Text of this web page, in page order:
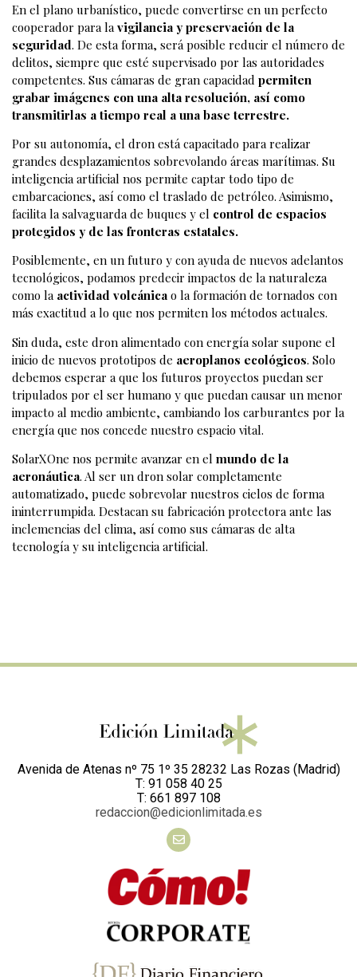
En el plano urbanístico, puede convertirse en un perfecto
cooperador para la vigilancia y preservación de la
seguridad. De esta forma, será posible reducir el número de
delitos, siempre que esté supervisado por las autoridades
competentes. Sus cámaras de gran capacidad permiten
grabar imágenes con una alta resolución, así como
transmitirlas a tiempo real a una base terrestre.
Por su autonomía, el dron está capacitado para realizar
grandes desplazamientos sobrevolando áreas marítimas. Su
inteligencia artificial nos permite captar todo tipo de
embarcaciones, así como el traslado de petróleo. Asimismo,
facilita la salvaguarda de buques y el control de espacios
protegidos y de las fronteras estatales.
Posiblemente, en un futuro y con ayuda de nuevos adelantos
tecnológicos, podamos predecir impactos de la naturaleza
como la actividad volcánica o la formación de tornados con
más exactitud a lo que nos permiten los métodos actuales.
Sin duda, este dron alimentado con energía solar supone el
inicio de nuevos prototipos de aeroplanos ecológicos. Solo
debemos esperar a que los futuros proyectos puedan ser
tripulados por el ser humano y que puedan causar un menor
impacto al medio ambiente, cambiando los carburantes por la
energía que nos concede nuestro espacio vital.
SolarXOne nos permite avanzar en el mundo de la
aeronáutica. Al ser un dron solar completamente
automatizado, puede sobrevolar nuestros cielos de forma
ininterrumpida. Destacan su fabricación protectora ante las
inclemencias del clima, así como sus cámaras de alta
tecnología y su inteligencia artificial.
Avenida de Atenas nº 75 1º 35 28232 Las Rozas (Madrid)
T: 91 058 40 25
T: 661 897 108
redaccion@edicionlimitada.es